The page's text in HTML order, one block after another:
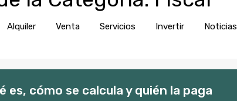
Inicio Alquiler Venta Servicios
Alquiler Venta Servicios Invertir Noticias
cómo se calcula y quién la paga